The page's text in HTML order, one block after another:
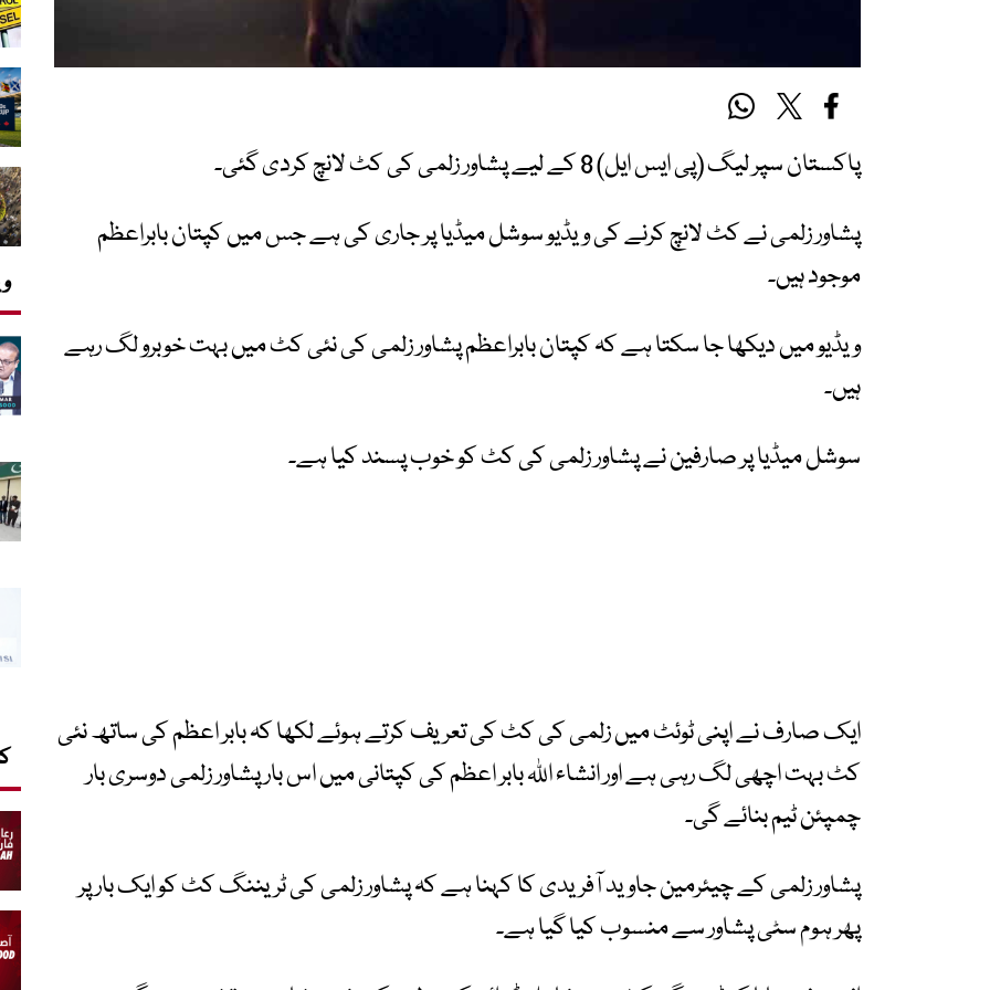
پاکستان سپر لیگ (پی ایس ایل) 8 کے لیے پشاور زلمی کی کٹ لانچ کردی گئی۔
پشاور زلمی نے کٹ لانچ کرنے کی ویڈیو سوشل میڈیا پر جاری کی ہے جس میں کپتان بابراعظم
موجود ہیں۔
ویڈیو میں دیکھا جا سکتا ہے کہ کپتان بابراعظم پشاور زلمی کی نئی کٹ میں بہت خوبرو لگ رہے
ہیں۔
سوشل میڈیا پر صارفین نے پشاور زلمی کی کٹ کو خوب پسند کیا ہے۔
ایک صارف نے اپنی ٹوئٹ میں زلمی کی کٹ کی تعریف کرتے ہوئے لکھا کہ بابر اعظم کی ساتھ نئی
کٹ بہت اچھی لگ رہی ہے اور انشاء اللہ بابر اعظم کی کپتانی میں اس بار پشاور زلمی دوسری بار
چمپئن ٹیم بنائے گی۔
پشاور زلمی کے چیئرمین جاوید آفریدی کا کہنا ہے کہ پشاور زلمی کی ٹریننگ کٹ کو ایک بار پر
پھر ہوم سٹی پشاور سے منسوب کیا گیا ہے۔